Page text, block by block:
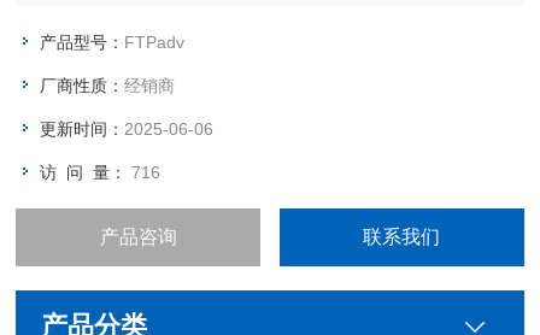
产品型号： FTPadv
厂商性质：经销商
更新时间： 2025-06-06
访 问 量：716
产品咨询 联系我们
产品分类